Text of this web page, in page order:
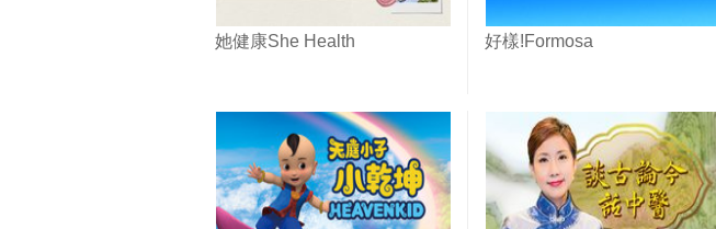
她健康She Health 好樣!Formosa